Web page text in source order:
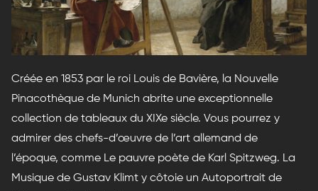
Créée en 1853 par le roi Louis de Bavière, la Nouvelle
Pinacothèque de Munich abrite une exceptionnelle
collection de tableaux du XIXe siècle. Vous pourrez y
admirer des chefs-d’œuvre de l’art allemand de
l’époque, comme Le pauvre poète de Karl Spitzweg. La
Musique de Gustav Klimt y côtoie un Autoportrait de